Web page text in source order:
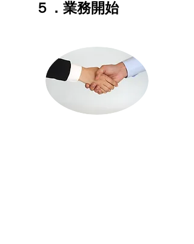
５．業務開始